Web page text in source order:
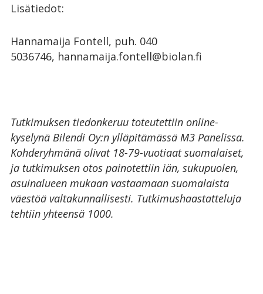
Lisätiedot:
Hannamaija Fontell, puh. 040
5036746, hannamaija.fontell@biolan.fi
Tutkimuksen tiedonkeruu toteutettiin online-
kyselynä Bilendi Oy:n ylläpitämässä M3 Panelissa.
Kohderyhmänä olivat 18-79-vuotiaat suomalaiset,
ja tutkimuksen otos painotettiin iän, sukupuolen,
asuinalueen mukaan vastaamaan suomalaista
väestöä valtakunnallisesti. Tutkimushaastatteluja
tehtiin yhteensä 1000.